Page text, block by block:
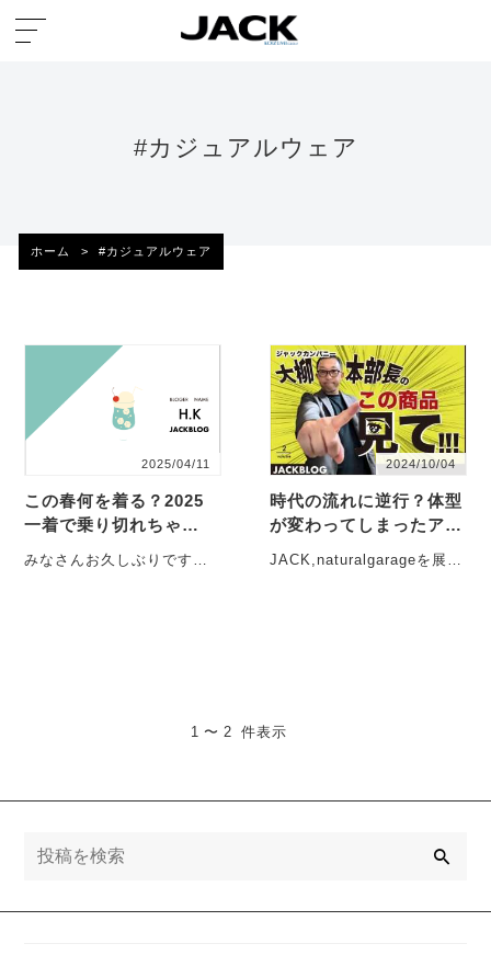
#カジュアルウェア
ホーム > #カジュアルウェア
2025/04/11
この春何を着る？2025
一着で乗り切れちゃ
う！？！？
みなさんお久しぶりです、
2024/10/04
時代の流れに逆行？体型
が変わってしまったアナ
タにオススメしたいパン
ツピタピタなシルエット
JACK,naturalgarageを展開
1 〜 2 件表示